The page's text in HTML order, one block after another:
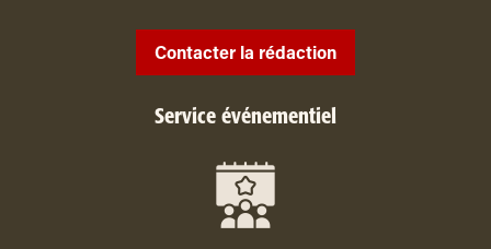
Contacter la rédaction
Service événementiel